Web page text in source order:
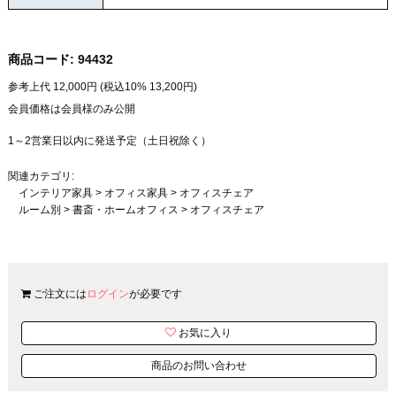
商品コード: 94432
参考上代 12,000円 (税込10% 13,200円)
会員価格は会員様のみ公開
1～2営業日以内に発送予定（土日祝除く）
関連カテゴリ:
インテリア家具> オフィス家具> オフィスチェア
ルーム別 > 書斎・ホームオフィス > オフィスチェア
ご注文には ログインが必要です
お気に入り
商品のお問い合わせ